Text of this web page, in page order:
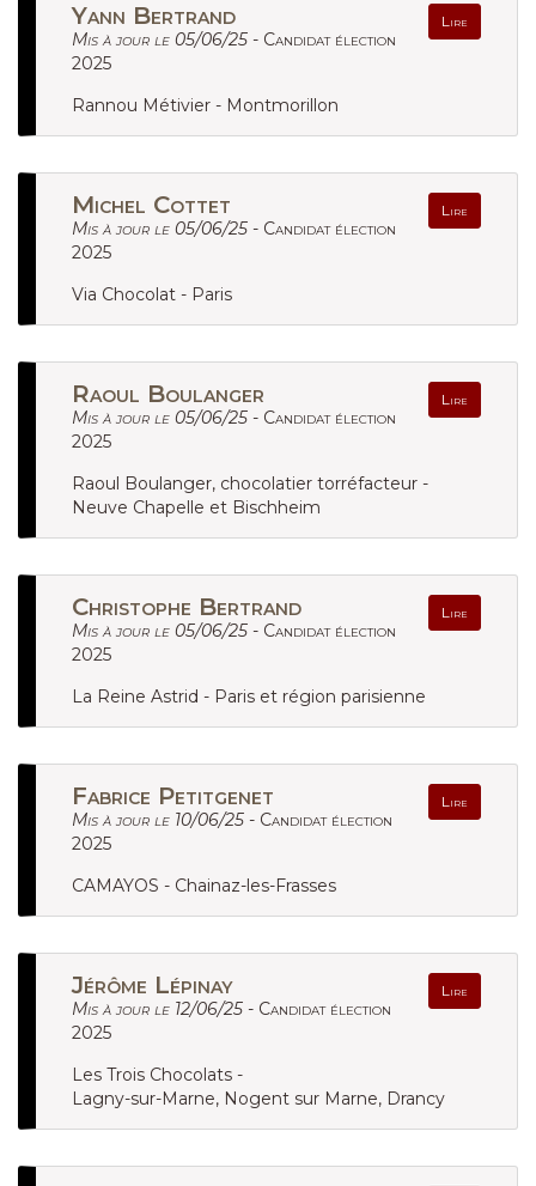
Yann Bertrand Lire
Mis à jour le 05/06/25 - Candidat élection
2025
Rannou Métivier - Montmorillon
Michel Cottet Lire
Mis à jour le 05/06/25 - Candidat élection
2025
Via Chocolat - Paris
Raoul Boulanger Lire
Mis à jour le 05/06/25 - Candidat élection
2025
Raoul Boulanger, chocolatier torréfacteur -
Neuve Chapelle et Bischheim
Christophe Bertrand Lire
Mis à jour le 05/06/25 - Candidat élection
2025
La Reine Astrid - Paris et région parisienne
Fabrice Petitgenet Lire
Mis à jour le 10/06/25 - Candidat élection
2025
CAMAYOS - Chainaz-les-Frasses
Jérôme Lépinay Lire
Mis à jour le 12/06/25 - Candidat élection
2025
Les Trois Chocolats -
Lagny-sur-Marne, Nogent sur Marne, Drancy